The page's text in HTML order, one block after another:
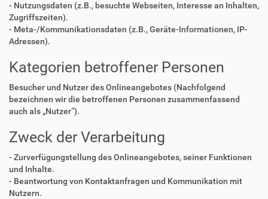
- Nutzungsdaten (z.B., besuchte Webseiten, Interesse an Inhalten,
Zugriffszeiten).
- Meta-/Kommunikationsdaten (z.B., Geräte-Informationen, IP-
Adressen).
Kategorien betroffener Personen
Besucher und Nutzer des Onlineangebotes (Nachfolgend
bezeichnen wir die betroffenen Personen zusammenfassend
auch als „Nutzer“).
Zweck der Verarbeitung
- Zurverfügungstellung des Onlineangebotes, seiner Funktionen
und Inhalte.
- Beantwortung von Kontaktanfragen und Kommunikation mit
Nutzern.